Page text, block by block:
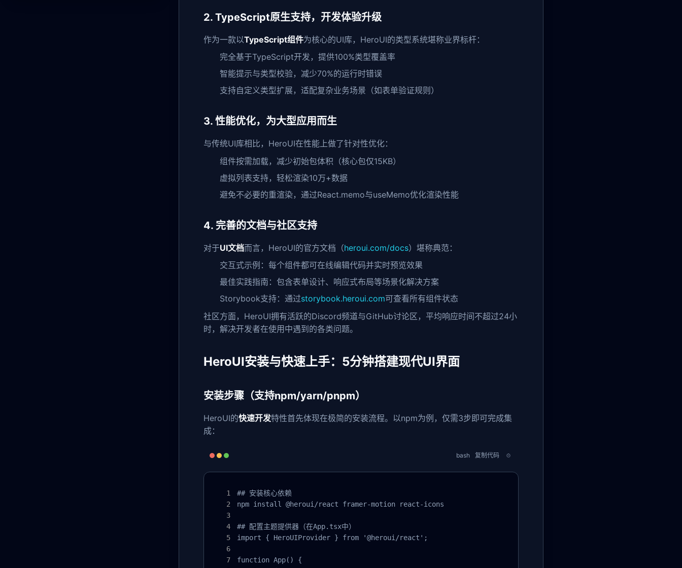
2. TypeScript原生支持，开发体验升级
作为一款以TypeScript组件为核心的UI库，HeroUI的类型系统堪称业界标杆：
完全基于TypeScript开发，提供100%类型覆盖率
智能提示与类型校验，减少70%的运行时错误
支持自定义类型扩展，适配复杂业务场景（如表单验证规则）
3. 性能优化，为大型应用而生
与传统UI库相比，HeroUI在性能上做了针对性优化：
组件按需加载，减少初始包体积（核心包仅15KB）
虚拟列表支持，轻松渲染10万+数据
避免不必要的重渲染，通过React.memo与useMemo优化渲染性能
4. 完善的文档与社区支持
对于UI文档而言，HeroUI的官方文档（heroui.com/docs）堪称典范：
交互式示例：每个组件都可在线编辑代码并实时预览效果
最佳实践指南：包含表单设计、响应式布局等场景化解决方案
Storybook支持：通过storybook.heroui.com可查看所有组件状态
社区方面，HeroUI拥有活跃的Discord频道与GitHub讨论区，平均响应时间不超过24小
时，解决开发者在使用中遇到的各类问题。
HeroUI安装与快速上手：5分钟搭建现代UI界面
安装步骤（支持npm/yarn/pnpm）
HeroUI的快速开发特性首先体现在极简的安装流程。以npm为例，仅需3步即可完成集
成：
bash 复制代码
## 安装核心依赖
npm install @heroui/react framer-motion react-icons
## 配置主题提供器（在App.tsx中）
import { HeroUIProvider } from '@heroui/react';
function App() {